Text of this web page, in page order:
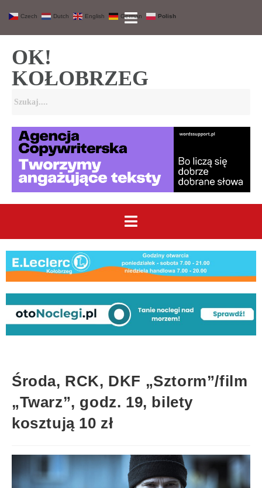
OK!
KOŁOBRZEG
Środa, RCK, DKF „Sztorm”/film
„Twarz”, godz. 19, bilety
kosztują 10 zł
Czech Dutch English German Polish